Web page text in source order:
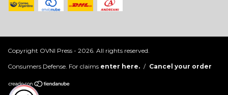
Copyright OVNI Press - 2026. All rights reserved.
Consumers Defense. For claims enter here. / Cancel your order